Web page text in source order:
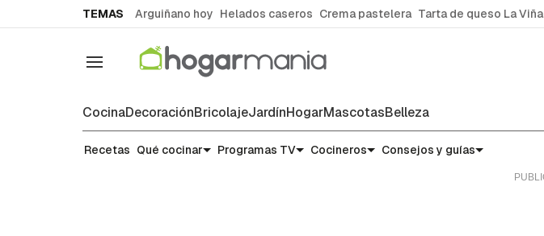
TEMAS Arguiñano hoy Helados caseros Crema pastelera Tarta de queso La Viña
Navegación
CocinaDecoraciónBricolajeJardínHogarMascotasBelleza
Recetas
Recetas Qué cocinar Programas TV Cocineros Consejos y guías